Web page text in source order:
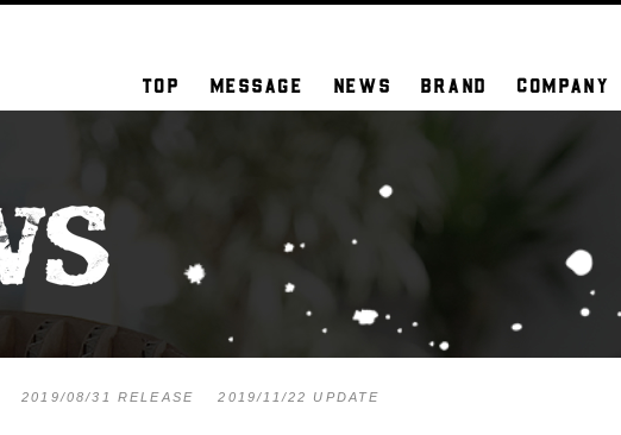
TOP MESSAGE NEWS BRAND COMPANY
2019/08/31 RELEASE 2019/11/22 UPDATE